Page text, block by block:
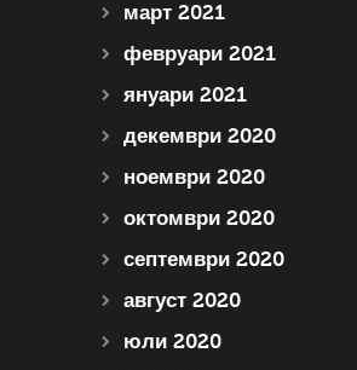
март 2021
февруари 2021
януари 2021
декември 2020
ноември 2020
октомври 2020
септември 2020
август 2020
юли 2020